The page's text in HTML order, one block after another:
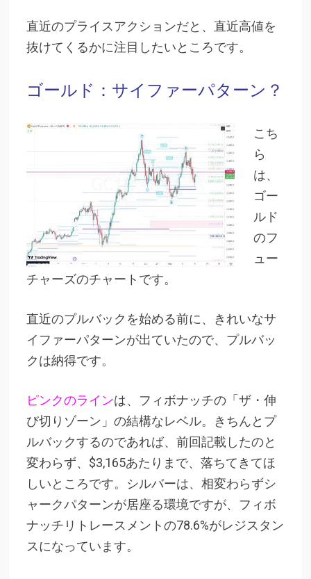
直近のプライスアクションだと、直近高値を
抜けてくるかに注目したいところです。
ゴールド：サイファーパターン？
こち
ら
は、
ゴー
ルド
のフ
ュー
チャーズのチャートです。
直近のプルバックを始める前に、きれいなサ
イファーパターンが出ていたので、プルバッ
クは納得です。
ピンクのラインは、フィボナッチの「ザ・伸
び切りゾーン」の結構なレベル。きちんとプ
ルバックするのであれば、前回記載したのと
変わらず、$3,165あたりまで、落ちてきてほ
しいところです。シルバーは、相変わらずシ
ャークパターンが居座る環境ですが、フィボ
ナッチリトレースメントの78.6%がレジスタン
スになっています。